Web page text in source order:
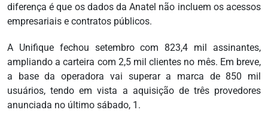
diferença é que os dados da Anatel não incluem os acessos
empresariais e contratos públicos.
A Unifique fechou setembro com 823,4 mil assinantes,
ampliando a carteira com 2,5 mil clientes no mês. Em breve,
a base da operadora vai superar a marca de 850 mil
usuários, tendo em vista a aquisição de três provedores
anunciada no último sábado, 1.